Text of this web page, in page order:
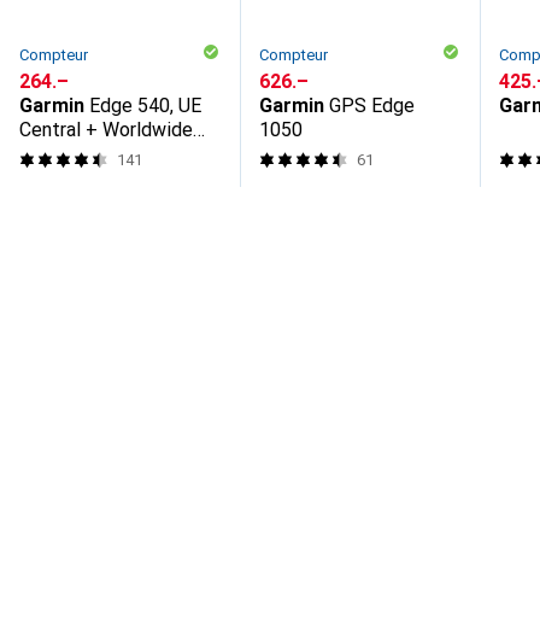
Compteur
CHF
264.–
Garmin Edge 540, UE
Central + Worldwide
Version
141
Compteur
CHF
626.–
Garmin GPS Edge
1050
61
CHF